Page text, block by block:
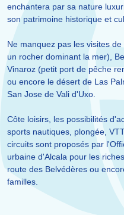
enchantera par sa nature
son patrimoine historique et
Ne manquez pas les visites
un rocher dominant la mer),
Vinaroz (petit port de pêche
ou encore le désert de Las
San Jose de Vali d'Uxo.
Côte loisirs, les possibilités
sports nautiques, plongée,
circuits sont proposés par
urbaine d'Alcala pour les
route des Belvédères ou
familles.